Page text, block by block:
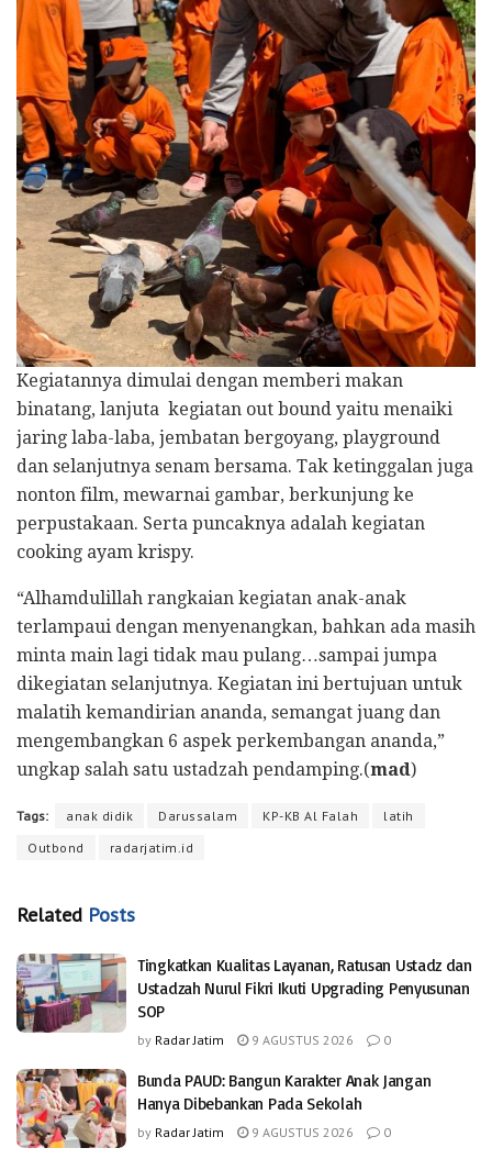
Kegiatannya dimulai dengan memberi makan
binatang, lanjuta kegiatan out bound yaitu menaiki
jaring laba-laba, jembatan bergoyang, playground
dan selanjutnya senam bersama. Tak ketinggalan juga
nonton film, mewarnai gambar, berkunjung ke
perpustakaan. Serta puncaknya adalah kegiatan
cooking ayam krispy.
“Alhamdulillah rangkaian kegiatan anak-anak
terlampaui dengan menyenangkan, bahkan ada masih
minta main lagi tidak mau pulang…sampai jumpa
dikegiatan selanjutnya. Kegiatan ini bertujuan untuk
malatih kemandirian ananda, semangat juang dan
mengembangkan 6 aspek perkembangan ananda,”
ungkap salah satu ustadzah pendamping.(mad)
Tags: anak didik Darussalam KP-KB Al Falah
latih
Outbond
radarjatim.id
Related Posts
Tingkatkan Kualitas Layanan, Ratusan Ustadz dan
Ustadzah Nurul Fikri Ikuti Upgrading Penyusunan
SOP
by Radar Jatim 9 AGUSTUS 2026 0
Bunda PAUD: Bangun Karakter Anak Jangan
Hanya Dibebankan Pada Sekolah
by Radar Jatim 9 AGUSTUS 2026 0